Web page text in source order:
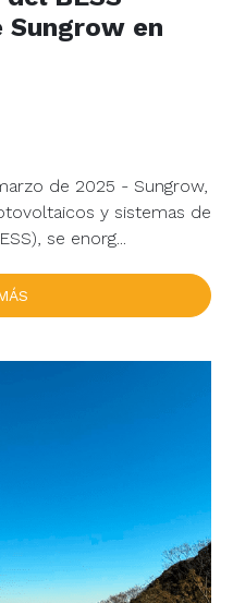
Sungrow en
de 2025 - Sungrow,
y sistemas de
se enorg...